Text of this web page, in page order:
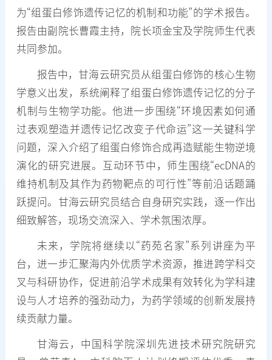
为“组蛋白修饰遗传记忆的机制和功能”的学术报告。
报告由副院长曹霞主持，院长项金宝及学院师生代表
共同参加。
报告中，甘海云研究员从组蛋白修饰的核心生物
学意义出发，系统阐释了组蛋白修饰遗传记忆的分子
机制与生物学功能。他进一步围绕“环境因素如何通
过表观塑造并遗传记忆改变子代命运”这一关键科学
问题，深入介绍了组蛋白修饰合成再造赋能生物逆境
演化的研究进展。互动环节中，师生围绕“ecDNA的
维持机制及其作为药物靶点的可行性”等前沿话题踊
跃提问。甘海云研究员结合自身研究实践，逐一作出
细致解答，现场交流深入、学术氛围浓厚。
未来，学院将继续以“药苑名家”系列讲座为平
台，进一步汇聚海内外优质学术资源，推进跨学科交
叉与科研协作，促进前沿学术成果有效转化为学科建
设与人才培养的强劲动力，为药学领域的创新发展持
续贡献力量。
甘海云，中国科学院深圳先进技术研究院研究